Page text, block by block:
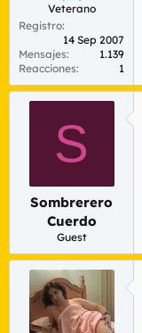
Veterano
Registro
14 Sep 2007
Mensajes
1.139
Reacciones
1
S
Sombrerero
Cuerdo
Guest